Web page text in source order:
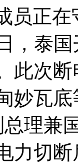
员正
，泰
此次
妙瓦
理兼
力切